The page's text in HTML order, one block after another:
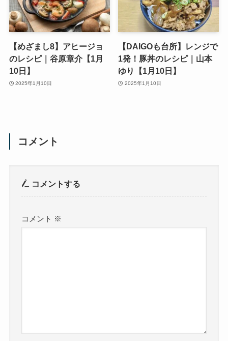
【めざまし8】アヒージョ
のレシピ｜谷原章介【1月
10日】
2025年1月10日
【DAIGOも台所】レンジで
1発！豚丼のレシピ｜山本
ゆり【1月10日】
2025年1月10日
コメント
コメントする
コメント ※